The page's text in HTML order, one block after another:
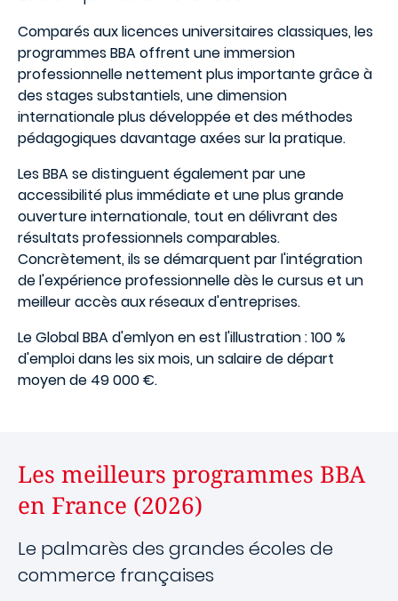
Comparés aux licences universitaires classiques, les
programmes BBA offrent une immersion
professionnelle nettement plus importante grâce à
des stages substantiels, une dimension
internationale plus développée et des méthodes
pédagogiques davantage axées sur la pratique.
Les BBA se distinguent également par une
accessibilité plus immédiate et une plus grande
ouverture internationale, tout en délivrant des
résultats professionnels comparables.
Concrètement, ils se démarquent par l'intégration
de l'expérience professionnelle dès le cursus et un
meilleur accès aux réseaux d'entreprises.
Le Global BBA d'emlyon en est l'illustration : 100 %
d'emploi dans les six mois, un salaire de départ
moyen de 49 000 €.
Les meilleurs programmes BBA
en France (2026)
Le palmarès des grandes écoles de
commerce françaises